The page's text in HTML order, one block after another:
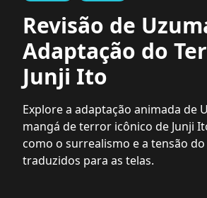
Revisão de
Adaptação do
Junji Ito
Explore a adaptação animada de
mangá de terror icônico de Junji
como o surrealismo e a tensão
traduzidos para as telas.